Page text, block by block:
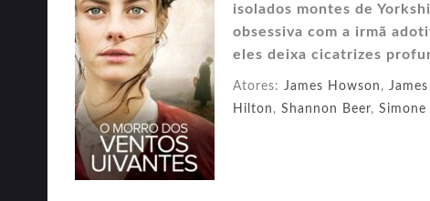
isolados montes de
obsessiva com a irmã
eles deixa cicatrizes
Atores: James Howson ,
Hilton , Shannon Beer, Simone